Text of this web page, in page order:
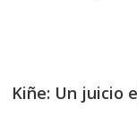
Kiñe: Un juicio